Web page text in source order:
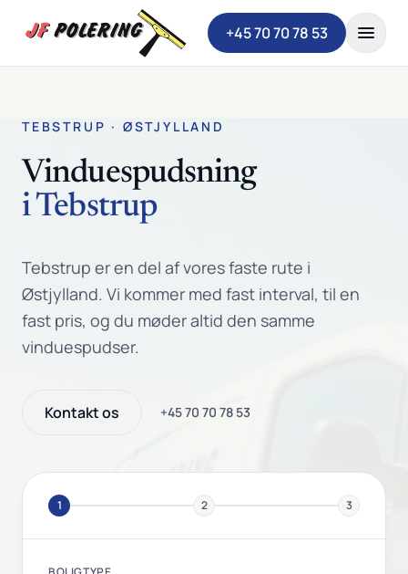
+45 70 70 78 53
TEBSTRUP · ØSTJYLLAND
Vinduespudsning
i Tebstrup
Tebstrup er en del af vores faste rute i
Østjylland. Vi kommer med fast interval, til en
fast pris, og du møder altid den samme
vinduespudser.
Kontakt os +45 70 70 78 53
1 2 3